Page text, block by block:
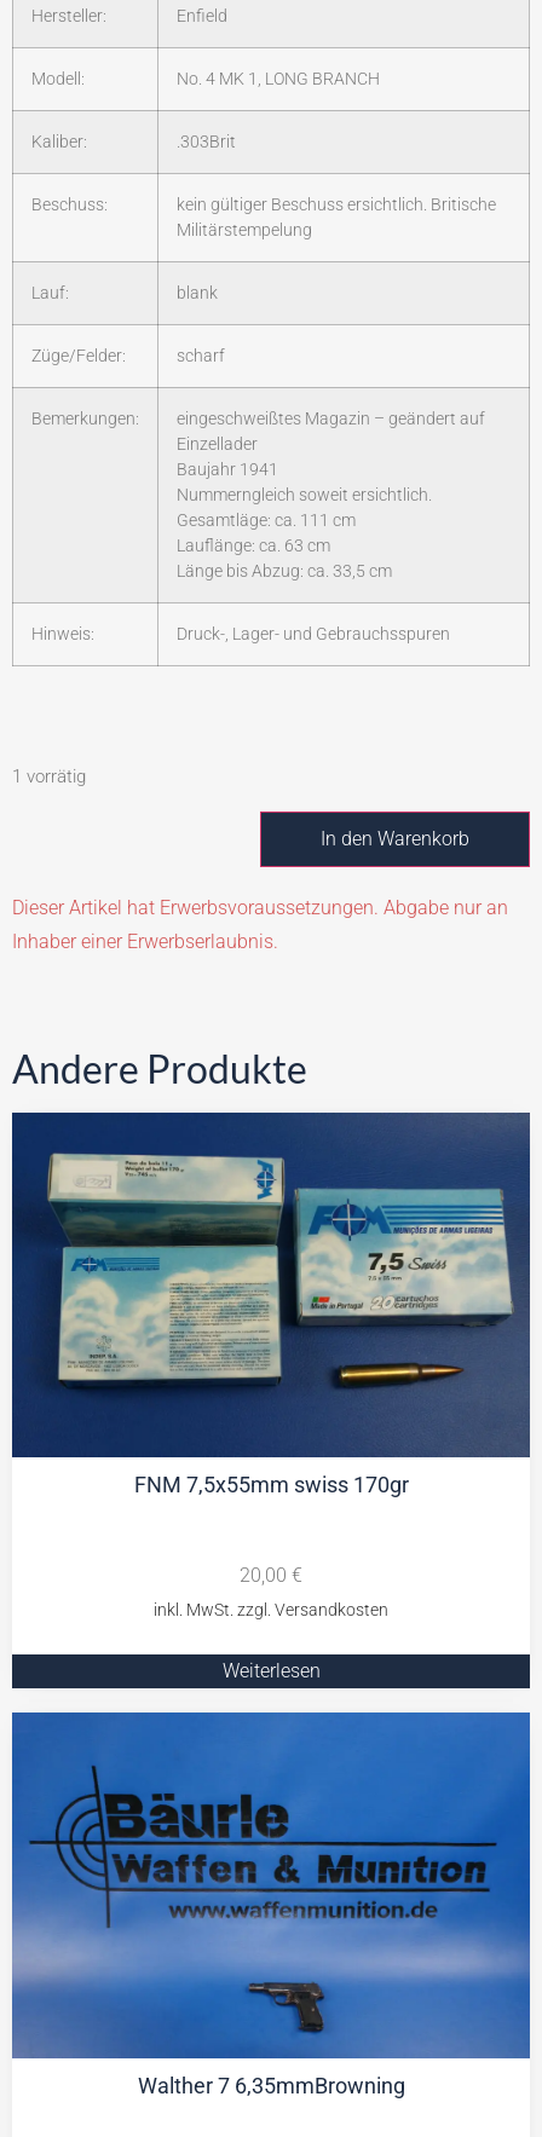
Hersteller: Enfield
Modell: No. 4 MK 1, LONG BRANCH
Kaliber: .303Brit
Beschuss:
kein gültiger Beschuss ersichtlich. Britische
Militärstempelung
Lauf: blank
Züge/Felder: scharf
Bemerkungen:
eingeschweißtes Magazin – geändert auf
Einzellader
Baujahr 1941
Nummerngleich soweit ersichtlich.
Gesamtläge: ca. 111 cm
Lauflänge: ca. 63 cm
Länge bis Abzug: ca. 33,5 cm
Hinweis: Druck-, Lager- und Gebrauchsspuren
1 vorrätig
In den Warenkorb
Dieser Artikel hat Erwerbsvoraussetzungen. Abgabe nur an
Inhaber einer Erwerbserlaubnis.
Andere Produkte
FNM 7,5x55mm swiss 170gr
20,00 €
Weiterlesen
Walther 7 6,35mmBrowning